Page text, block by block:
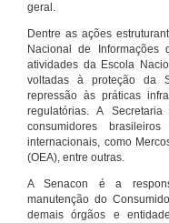
geral.
Dentre as ações
Nacional de
atividades da Escola
voltadas à proteção da
repressão às práticas
regulatórias. A
consumidores
internacionais, como
(OEA), entre outras.
A Senacon é a
manutenção do
demais órgãos e